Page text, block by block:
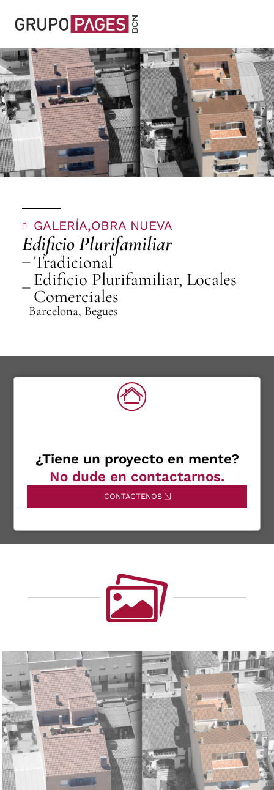
GALERÍA,OBRA NUEVA
Edificio Plurifamiliar
Tradicional
Edificio Plurifamiliar, Locales
Comerciales
Barcelona, Begues
CONTÁCTENOS
¿Tiene un proyecto en mente?
No dude en contactarnos.